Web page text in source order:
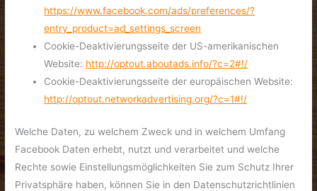
https://www.facebook.com/ads/preferences/?
entry_product=ad_settings_screen
Cookie-Deaktivierungsseite der US-amerikanischen
Website: http://optout.aboutads.info/?c=2#!/
Cookie-Deaktivierungsseite der europäischen Website:
http://optout.networkadvertising.org/?c=1#!/
Welche Daten, zu welchem Zweck und in welchem Umfang
Facebook Daten erhebt, nutzt und verarbeitet und welche
Rechte sowie Einstellungsmöglichkeiten Sie zum Schutz Ihrer
Privatsphäre haben, können Sie in den Datenschutzrichtlinien